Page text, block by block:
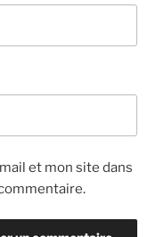
et mon site dans